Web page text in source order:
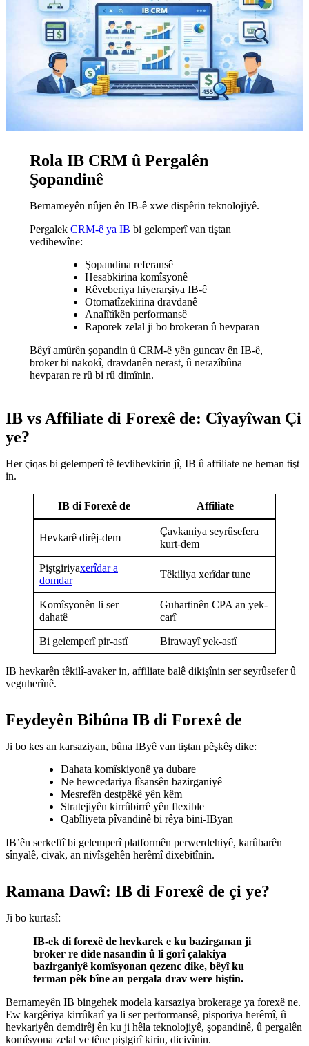
Rola IB CRM û Pergalên
Şopandinê
Bernameyên nûjen ên IB-ê xwe dispêrin teknolojiyê.
Pergalek CRM-ê ya IB bi gelemperî van tiştan
vedihewîne:
Şopandina referansê
Hesabkirina komîsyonê
Rêveberiya hiyerarşiya IB-ê
Otomatîzekirina dravdanê
Analîtîkên performansê
Raporek zelal ji bo brokeran û hevparan
Bêyî amûrên şopandin û CRM-ê yên guncav ên IB-ê,
broker bi nakokî, dravdanên nerast, û nerazîbûna
hevparan re rû bi rû dimînin.
IB vs Affiliate di Forexê de: Cîyayîwan Çi
ye?
Her çiqas bi gelemperî tê tevlihevkirin jî, IB û affiliate ne heman tişt
in.
IB di Forexê de Affiliate
Hevkarê dirêj-dem
Çavkaniya seyrûsefera
kurt-dem
Piştgiriyaxerîdar a
domdar
Têkiliya xerîdar tune
Komîsyonên li ser
dahatê
Guhartinên CPA an yek-
carî
Bi gelemperî pir-astî Birawayî yek-astî
IB hevkarên têkilî-avaker in, affiliate balê dikişînin ser seyrûsefer û
veguherînê.
Feydeyên Bibûna IB di Forexê de
Ji bo kes an karsaziyan, bûna IByê van tiştan pêşkêş dike:
Dahata komîskiyonê ya dubare
Ne hewcedariya lîsansên bazirganiyê
Mesrefên destpêkê yên kêm
Stratejiyên kirrûbirrê yên flexible
Qabîliyeta pîvandinê bi rêya bini-IByan
IB’ên serkeftî bi gelemperî platformên perwerdehiyê, karûbarên
sînyalê, civak, an nivîsgehên herêmî dixebitînin.
Ramana Dawî: IB di Forexê de çi ye?
Ji bo kurtasî:
IB-ek di forexê de hevkarek e ku bazirganan ji
broker re dide nasandin û li gorî çalakiya
bazirganiyê komîsyonan qezenc dike, bêyî ku
ferman pêk bîne an pergala drav were hiştin.
Bernameyên IB bingehek modela karsaziya brokerage ya forexê ne.
Ew kargêriya kirrûkarî ya li ser performansê, pisporiya herêmî, û
hevkariyên demdirêj ên ku ji hêla teknolojiyê, şopandinê, û pergalên
komîsyona zelal ve têne piştgirî kirin, dicivînin.